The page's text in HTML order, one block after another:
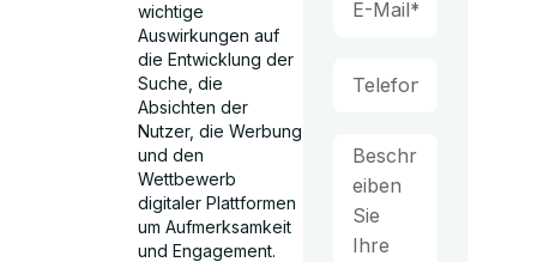
wichtige
Auswirkungen auf
die Entwicklung der
Suche, die
Absichten der
Nutzer, die Werbung
und den
Wettbewerb
digitaler Plattformen
um Aufmerksamkeit
und Engagement.